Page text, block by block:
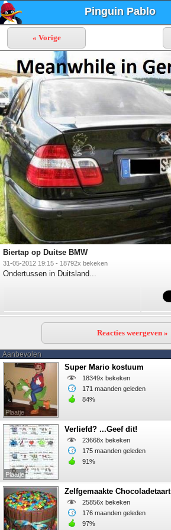
Pinguin Pablo
« Vorige
Biertap op Duitse BMW
31-05-2012 19:15 - 18792x bekeken
Ondertussen in Duitsland...
Reacties weergeven »
Aanbevolen
Plaatje
Super Mario kostuum
18349x bekeken
171 maanden geleden
84%
Plaatje
Verliefd? ...Geef dit!
23668x bekeken
175 maanden geleden
91%
Zelfgemaakte Chocoladetaart
25856x bekeken
176 maanden geleden
97%